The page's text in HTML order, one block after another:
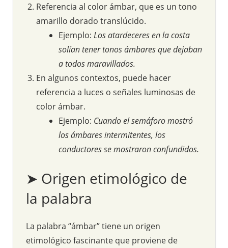
Referencia al color ámbar, que es un tono
amarillo dorado translúcido.
Ejemplo: Los atardeceres en la costa
solían tener tonos ámbares que dejaban
a todos maravillados.
En algunos contextos, puede hacer
referencia a luces o señales luminosas de
color ámbar.
Ejemplo: Cuando el semáforo mostró
los ámbares intermitentes, los
conductores se mostraron confundidos.
➤ Origen etimológico de
la palabra
La palabra “ámbar” tiene un origen
etimológico fascinante que proviene de